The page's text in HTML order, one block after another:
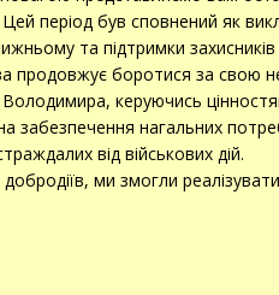
період був сповнений як
та підтримки
продовжує боротися за свою
Володимира, керуючись
забезпечення нагальних
від військових дій.
ми змогли